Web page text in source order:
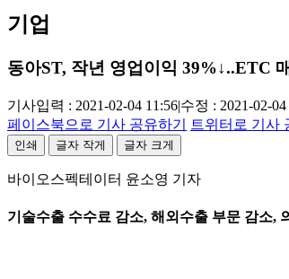
기업
동아ST, 작년 영업이익 39%↓..ETC
기사입력 : 2021-02-04 11:56|수정 : 2021-02-04
페이스북으로 기사 공유하기
트위터로 기사
인쇄 글자 작게 글자 크게
바이오스펙테이터 윤소영 기자
기술수출 수수료 감소, 해외수출 부문 감소,